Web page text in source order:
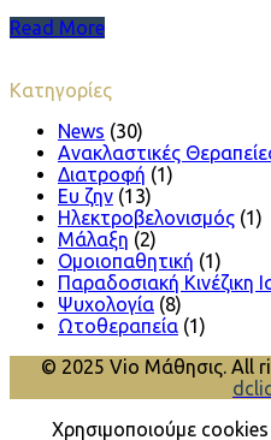
Read More
Κατηγορίες
News (30)
Ανακλαστικές
Διατροφή (1)
Ευ ζην (13)
Ηλεκτροβελονισμός (1)
Μάλαξη (2)
Ομοιοπαθητική (1)
Παραδοσιακή Κινέζικη
Ψυχολογία (8)
Ωτοθεραπεία (1)
© 2025 Vio Μάθησις. All
Χρησιμοποιούμε